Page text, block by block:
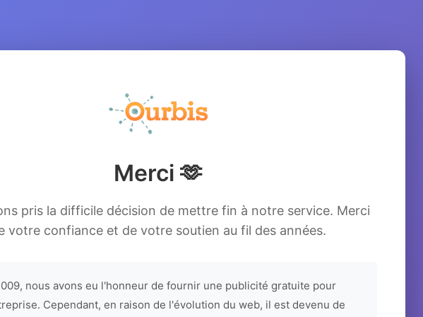
Merci 🫶
pris la difficile décision de mettre fin à notre service. Merci
votre confiance et de votre soutien au fil des années.
nous avons eu l'honneur de fournir une publicité gratuite pour
Cependant, en raison de l'évolution du web, il est devenu de